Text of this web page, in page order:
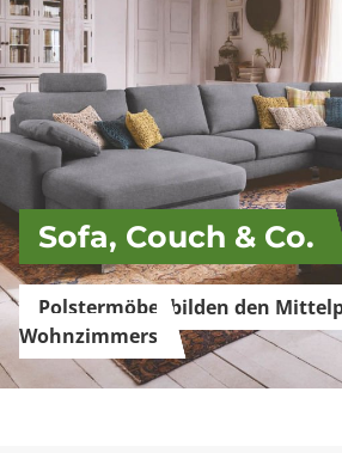
Sofa, Couch & Co.
Polstermöbel bilden den
Wohnzimmers